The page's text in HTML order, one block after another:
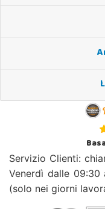
Servizio Clienti:
Venerdì dalle 09:30
(solo nei giorni